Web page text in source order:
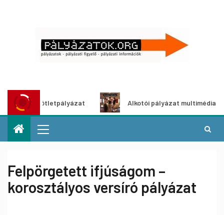
ötletpályázat Alkotói pályázat multimédia-
Felpörgetett ifjúságom –
korosztályos versíró pályázat